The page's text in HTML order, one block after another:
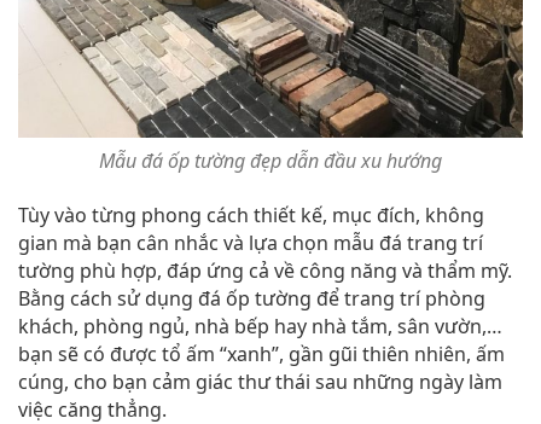
Mẫu đá ốp tường đẹp dẫn đầu xu hướng
Tùy vào từng phong cách thiết kế, mục đích, không
gian mà bạn cân nhắc và lựa chọn mẫu đá trang trí
tường phù hợp, đáp ứng cả về công năng và thẩm mỹ.
Bằng cách sử dụng đá ốp tường để trang trí phòng
khách, phòng ngủ, nhà bếp hay nhà tắm, sân vườn,…
bạn sẽ có được tổ ấm “xanh”, gần gũi thiên nhiên, ấm
cúng, cho bạn cảm giác thư thái sau những ngày làm
việc căng thẳng.